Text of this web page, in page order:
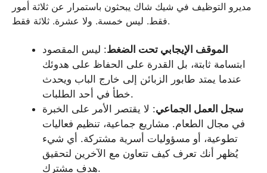
مديرو التوظيف في شيك شاك يبحثون باستمرار عن ثلاثة أمور
فقط. ليس خمسة. ولا عشرة. ثلاثة فقط.
الموقف الإيجابي تحت الضغط: ليس المقصود
ابتسامة ثابتة، بل القدرة على الحفاظ على هدوئك
عندما يمتد طابور الزبائن إلى خارج الباب ويحدث
خطأ في أحد الطلبات.
سجل العمل الجماعي: لا يقتصر الأمر على الخبرة
في مجال الطعام. مشاريع جماعية، تنظيم فعاليات
تطوعية، أو مسؤوليات أسرية مشتركة. أي شيء
يُظهر أنك تعرف كيف تتعاون مع الآخرين لتحقيق
هدف مشترك.